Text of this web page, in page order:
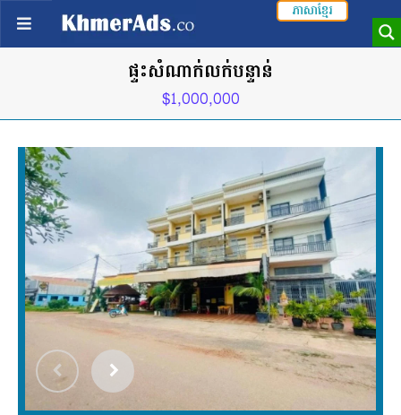
ភាសាខ្មែរ
ផ្ទះសំណាក់លក់បន្ទាន់
$1,000,000